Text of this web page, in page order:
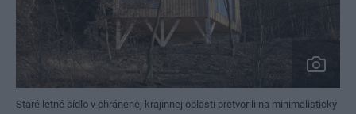
Staré letné sídlo v chránenej krajinnej oblasti pretvorili na minimalistický